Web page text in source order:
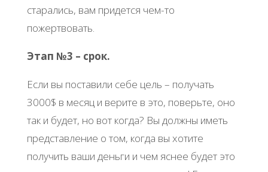
старались, вам придется чем-то
пожертвовать.
Этап №3 – срок.
Если вы поставили себе цель – получать
3000$ в месяц и верите в это, поверьте, оно
так и будет, но вот когда? Вы должны иметь
представление о том, когда вы хотите
получить ваши деньги и чем яснее будет это